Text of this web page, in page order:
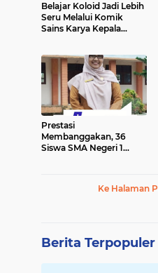
Belajar Koloid Jadi Lebih
Seru Melalui Komik
Sains Karya Kepala
Prestasi
Membanggakan, 36
Siswa SMA Negeri 1
Ke Halaman
Berita Terpopuler